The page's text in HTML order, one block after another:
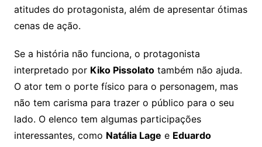
atitudes do protagonista, além de apresentar ótimas
cenas de ação.
Se a história não funciona, o protagonista
interpretado por Kiko Pissolatotambém não ajuda.
O ator tem o porte físico para o personagem, mas
não tem carisma para trazer o público para o seu
lado. O elenco tem algumas participações
interessantes, como Natália Lage e Eduardo